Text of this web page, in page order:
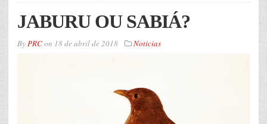
JABURU OU SABIÁ?
ByPRCon 18 de abril de 2018 Noticias